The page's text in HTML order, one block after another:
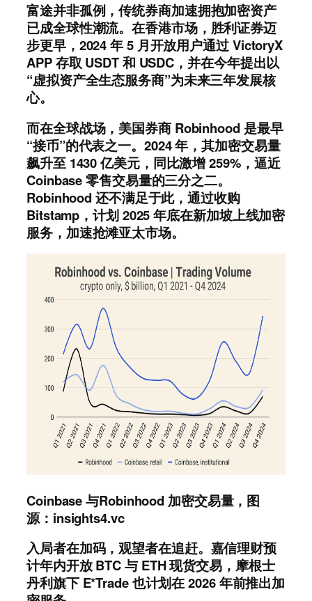
富途并非孤例，传统券商加速拥抱加密资产
已成全球性潮流。在香港市场，胜利证券迈
步更早，2024 年 5 月开放用户通过 VictoryX
APP 存取 USDT 和 USDC，并在今年提出以
“虚拟资产全生态服务商”为未来三年发展核
心。
而在全球战场，美国券商 Robinhood 是最早
“接币”的代表之一。2024 年，其加密交易量
飙升至 1430 亿美元，同比激增 259%，逼近
Coinbase 零售交易量的三分之二。
Robinhood 还不满足于此，通过收购
Bitstamp，计划 2025 年底在新加坡上线加密
服务，加速抢滩亚太市场。
Coinbase 与Robinhood 加密交易量，图
源：insights4.vc
入局者在加码，观望者在追赶。嘉信理财预
计年内开放 BTC 与 ETH 现货交易，摩根士
丹利旗下 E*Trade 也计划在 2026 年前推出加